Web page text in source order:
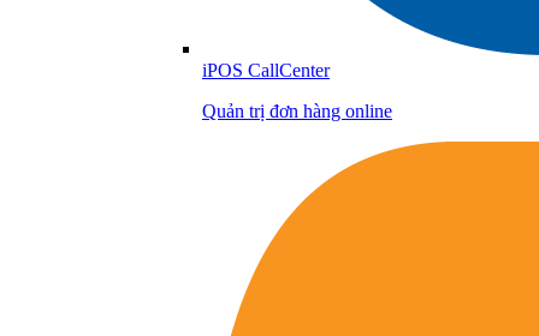
iPOS CallCenter
Quản trị đơn hàng online